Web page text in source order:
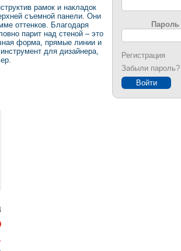
рамок и накладок
съемной панели. Они
оттенков. Благодаря
парит над стеной – это
форма, прямые линии и
для дизайнера,
Пароль
Регистрация
Забыли пароль?